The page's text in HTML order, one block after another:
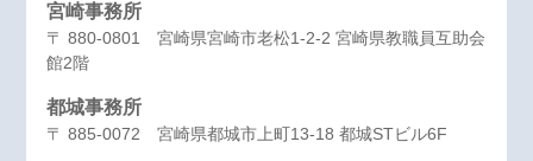
宮崎事務所
〒 880-0801 宮崎県宮崎市老松1-2-2 宮崎県教職員互助会
館2階
都城事務所
〒 885-0072 宮崎県都城市上町13-18 都城STビル6F